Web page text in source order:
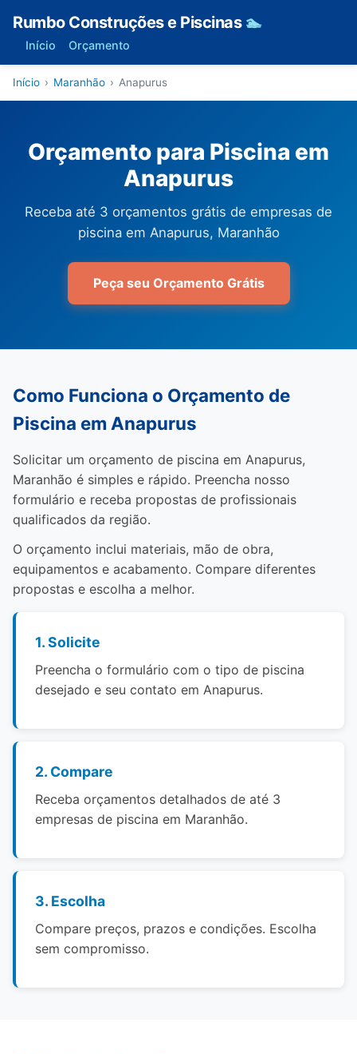
Rumbo Construções e Piscinas 🏊
Início Orçamento
Início › Maranhão › Anapurus
Orçamento para Piscina em
Anapurus
Receba até 3 orçamentos grátis de empresas de
piscina em Anapurus, Maranhão
Peça seu Orçamento Grátis
Como Funciona o Orçamento de
Piscina em Anapurus
Solicitar um orçamento de piscina em Anapurus,
Maranhão é simples e rápido. Preencha nosso
formulário e receba propostas de profissionais
qualificados da região.
O orçamento inclui materiais, mão de obra,
equipamentos e acabamento. Compare diferentes
propostas e escolha a melhor.
1. Solicite
Preencha o formulário com o tipo de piscina
desejado e seu contato em Anapurus.
2. Compare
Receba orçamentos detalhados de até 3
empresas de piscina em Maranhão.
3. Escolha
Compare preços, prazos e condições. Escolha
sem compromisso.